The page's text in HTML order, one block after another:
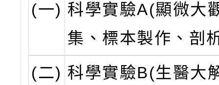
(一) 科學實驗A(顯微大
集、標本製作、剖
(二) 科學實驗B(生醫大